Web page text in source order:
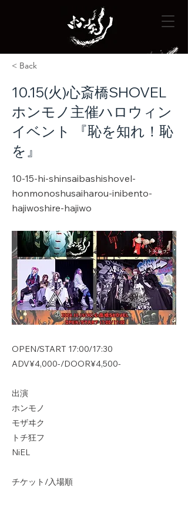
< Back
10.15(火)心斎橋SHOVEL
ホンモノ主催ハロウィン
イベント 『恥を知れ！恥
を』
10-15-hi-shinsaibashishovel-
honmonoshusaiharou-inibento-
hajiwoshire-hajiwo
OPEN/START 17:00/17:30
ADV¥4,000-/DOOR¥4,500-
出演
ホンモノ
モザヰク
トチ狂フ
NiEL
チケット/入場順